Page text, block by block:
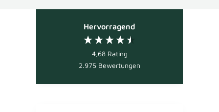
Hervorragend
4,68 Rating
2.975 Bewertungen